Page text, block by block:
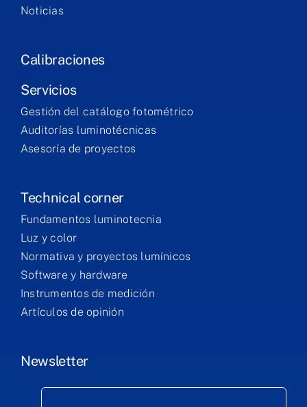
Noticias
Calibraciones
Servicios
Gestión del catálogo fotométrico
Auditorías luminotécnicas
Asesoría de proyectos
Technical corner
Fundamentos luminotecnia
Luz y color
Normativa y proyectos lumínicos
Software y hardware
Instrumentos de medición
Artículos de opinión
Newsletter